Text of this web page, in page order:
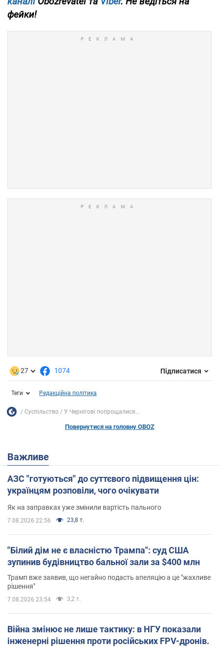
фейки!
27 1074 Підписатися
Теги Редакційна політика
Суспільство У Чернігові попрощалися...
Повернутися на головну OBOZ
Важливе
АЗС "готуються" до суттєвого підвищення цін:
українцям розповіли, чого очікувати
Як на заправках уже змінили вартість пального
7.08.2026 22:56 23,8 т.
"Білий дім не є власністю Трампа": суд США
зупинив будівництво бальної зали за $400 млн
Трамп вже заявив, що негайно подасть апеляцію а це "жахливе
рішення"
7.08.2026 23:54 3,2 т.
Війна змінює не лише тактику: в НГУ показали
інженерні рішення проти російських FPV-дронів.